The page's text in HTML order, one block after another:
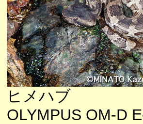
ヒメハブ
OLYMPUS OM-D